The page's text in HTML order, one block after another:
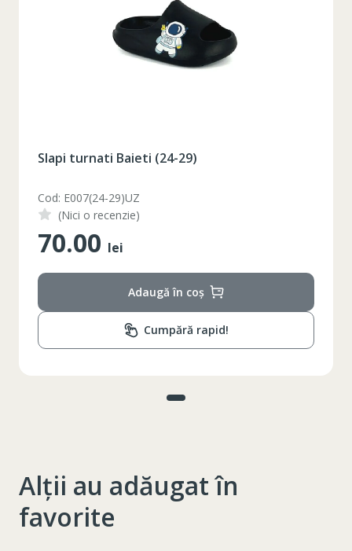
Slapi turnati Baieti (24-29)
Cod: E007(24-29)UZ
(Nici o recenzie)
70.00 lei
Adaugă în coș
Cumpără rapid!
Alții au adăugat în
favorite